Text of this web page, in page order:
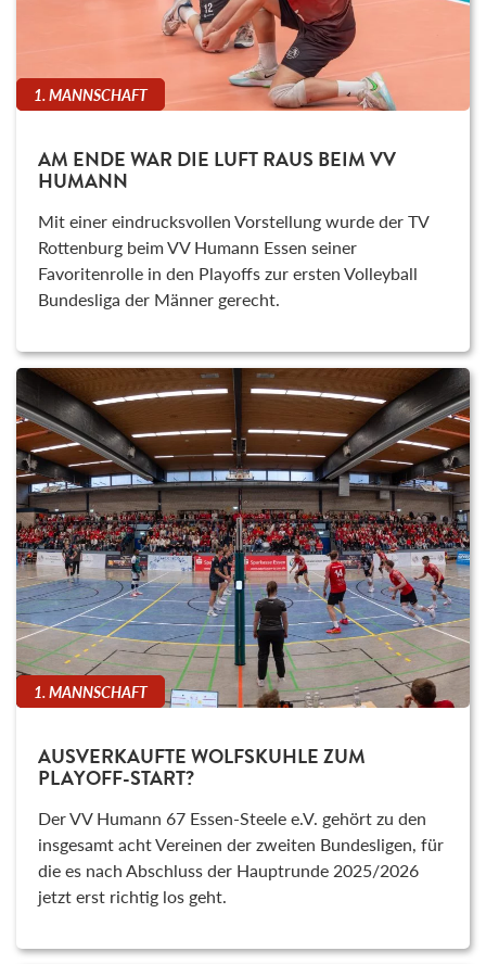
1. MANNSCHAFT
AM ENDE WAR DIE LUFT RAUS BEIM VV
HUMANN
Mit einer eindrucksvollen Vorstellung wurde der TV
Rottenburg beim VV Humann Essen seiner
Favoritenrolle in den Playoffs zur ersten Volleyball
Bundesliga der Männer gerecht.
1. MANNSCHAFT
AUSVERKAUFTE WOLFSKUHLE ZUM
PLAYOFF-START?
Der VV Humann 67 Essen-Steele e.V. gehört zu den
insgesamt acht Vereinen der zweiten Bundesligen, für
die es nach Abschluss der Hauptrunde 2025/2026
jetzt erst richtig los geht.